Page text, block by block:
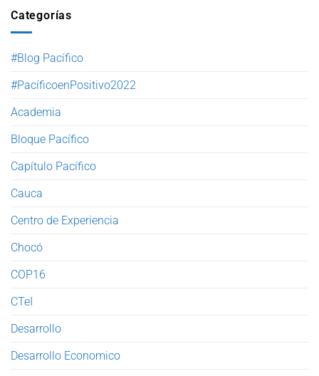
Categorías
#Blog Pacífico
#PacíficoenPositivo2022
Academia
Bloque Pacífico
Capítulo Pacífico
Cauca
Centro de Experiencia
Chocó
COP16
CTeI
Desarrollo
Desarrollo Economico